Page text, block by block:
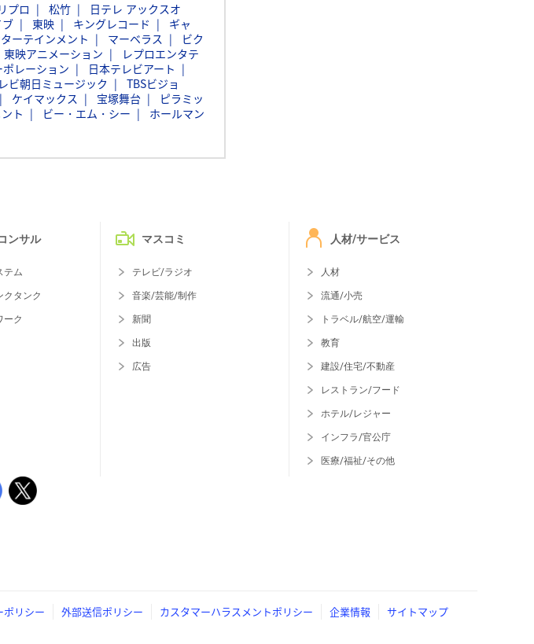
プロ 松竹
日テレ アックスオ
東映 キングレコード
ギャ
ーテインメント マーベラス
ビク
東映アニメーション
レプロエンタテ
レーション
日本テレビアート
ビ朝日ミュージック
TBSビジョ
ケイマックス 宝塚舞台
ピラミッ
ト ビー・エム・シー ホールマン
ンサル
テム
クタンク
ーク
マスコミ
テレビ/ラジオ
音楽/芸能/制作
新聞
出版
広告
人材/サービス
人材
流通/小売
トラベル/航空/運輸
教育
建設/住宅/不動産
レストラン/フード
ホテル/レジャー
インフラ/官公庁
医療/福祉/その他
ポリシー 外部送信ポリシー カスタマーハラスメントポリシー 企業情報 サイトマップ